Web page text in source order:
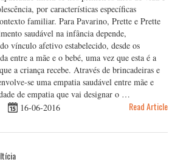
por características específicas
familiar. Para Pavarino, Prette e Prette
saudável na infância depende,
vínculo afetivo estabelecido, desde os
entre a mãe e o bebé, uma vez que esta é a
a criança recebe. Através de brincadeiras e
se uma empatia saudável entre mãe e
de empatia que vai designar o …
16-06-2016 Read Article